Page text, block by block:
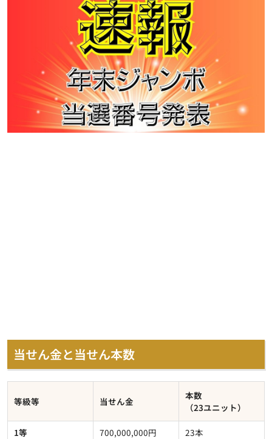
当せん金と当せん本数
等級等 当せん金
本数
（23ユニット）
1等 700,000,000円
23本